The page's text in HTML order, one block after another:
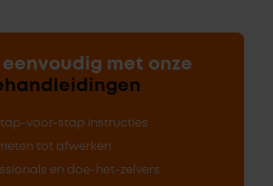
met onze
voor-stap instructies
tot afwerken
en doe-het-zelvers